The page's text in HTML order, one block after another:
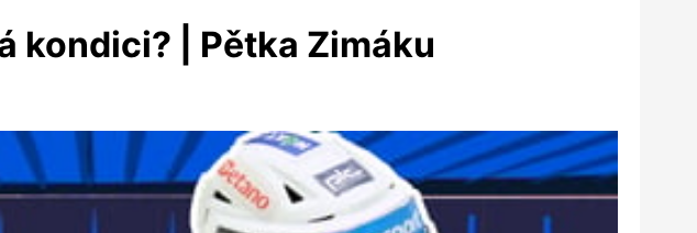
kondici? | Pětka Zimáku